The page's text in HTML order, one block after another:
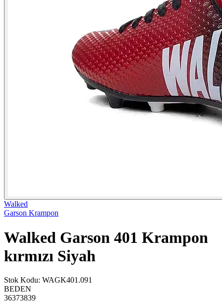
Walked
Garson Krampon
Walked Garson 401 Krampon
kırmızı Siyah
Stok Kodu: WAGK401.091
BEDEN
36373839